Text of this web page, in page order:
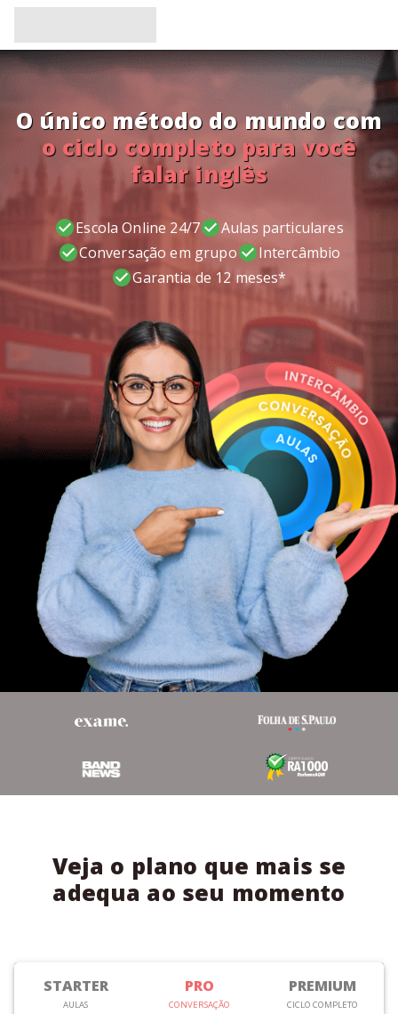
O único método do mundo com
o ciclo completo para você
falar inglês
Escola Online 24/7
Aulas particulares
Conversação em grupo
Intercâmbio
Garantia de 12 meses*
Veja o plano que mais se
adequa ao seu momento
STARTER
AULAS
PRO
CONVERSAÇÃO
PREMIUM
CICLO COMPLETO